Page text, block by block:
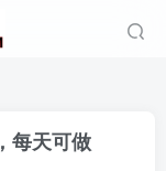
每天可做